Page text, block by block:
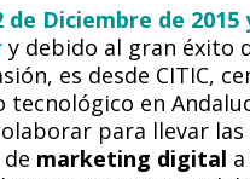
de Diciembre de
y debido al gran éxito
es desde CITIC,
tecnológico en
para llevar
marketing digital